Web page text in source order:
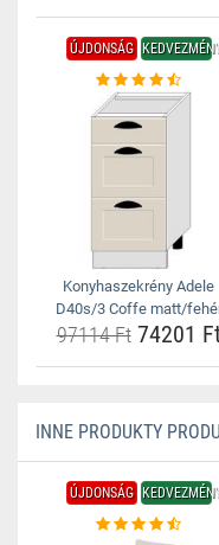
ÚJDONSÁG
Konyhaszekrény Adele
D40s/3 Coffe matt/
97114 Ft74201
INNE PRODUKTY
ÚJDONSÁG